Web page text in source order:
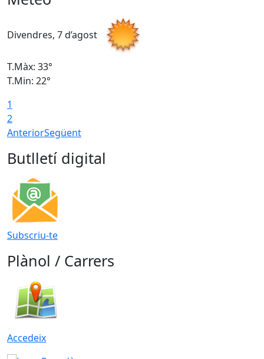
Divendres, 7 d’agost
T.Màx: 33°
T.Min: 22°
1
2
AnteriorSegüent
Butlletí digital
Subscriu-te
Plànol / Carrers
Accedeix